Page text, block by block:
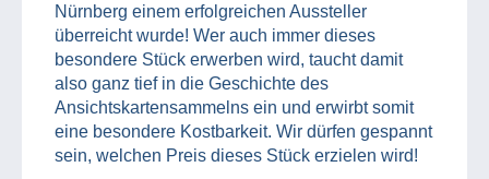
Nürnberg einem erfolgreichen Aussteller
überreicht wurde! Wer auch immer dieses
besondere Stück erwerben wird, taucht damit
also ganz tief in die Geschichte des
Ansichtskartensammelns ein und erwirbt somit
eine besondere Kostbarkeit. Wir dürfen gespannt
sein, welchen Preis dieses Stück erzielen wird!